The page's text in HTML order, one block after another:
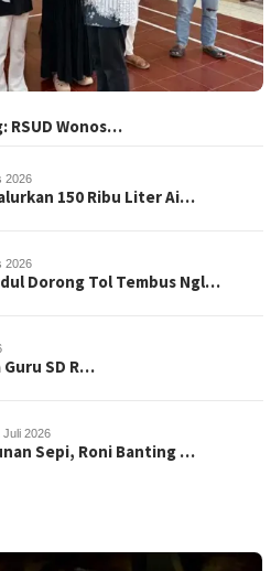
RSUD Wonos…
2026
150 Ribu Liter Ai…
2026
Dorong Tol Tembus Ngl…
Guru SD R…
Juli 2026
Sepi, Roni Banting …